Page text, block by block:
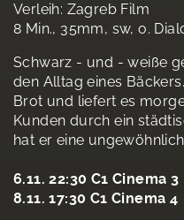
Verleih: Zagreb Film
8 Min., 35mm, sw, o.
Schwarz - und - weiße
den Alltag eines
Brot und liefert es
Kunden durch ein
hat er eine
6.11. 22:30 C1 Cinema 3
8.11. 17:30 C1 Cinema 4